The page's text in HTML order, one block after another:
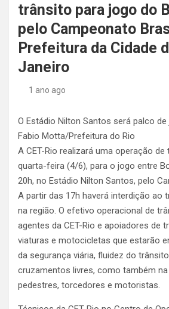
trânsito para jogo do
pelo Campeonato
Prefeitura da Cidade
Janeiro
1 ano ago
O Estádio Nilton Santos será palco
Fabio Motta/Prefeitura do Rio
A CET-Rio realizará uma operação
quarta-feira (4/6), para o jogo entre
20h, no Estádio Nilton Santos, pelo
A partir das 17h haverá interdição ao
na região. O efetivo operacional de
agentes da CET-Rio e apoiadores de
viaturas e motocicletas que estarão
da segurança viária, fluidez do
cruzamentos livres, como também
pedestres, torcedores e motoristas.